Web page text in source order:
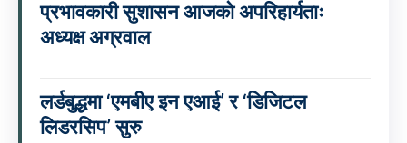
प्रभावकारी सुशासन आजको अपरिहार्यताः
अध्यक्ष अग्रवाल
लर्डबुद्धमा ‘एमबीए इन एआई’ र ‘डिजिटल
लिडरसिप’ सुरु